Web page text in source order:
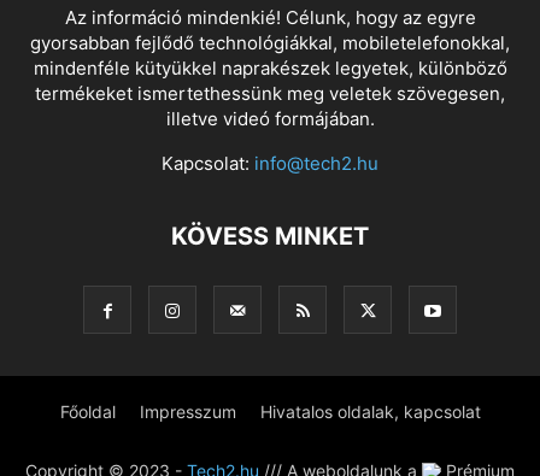
Az információ mindenkié! Célunk, hogy az egyre
gyorsabban fejlődő technológiákkal, mobiletelefonokkal,
mindenféle kütyükkel naprakészek legyetek, különböző
termékeket ismertethessünk meg veletek szövegesen,
illetve videó formájában.
Kapcsolat: info@tech2.hu
KÖVESS MINKET
Főoldal Impresszum Hivatalos oldalak, kapcsolat
Copyright © 2023 - Tech2.hu /// A weboldalunk a Prémium